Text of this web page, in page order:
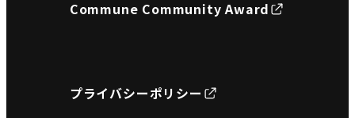
Commune Community Award
プライバシーポリシー